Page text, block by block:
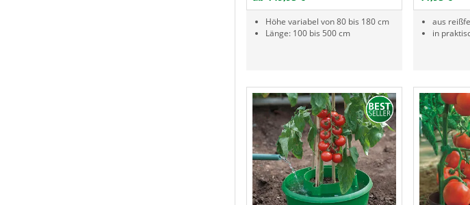
Höhe variabel von 80 bis 180 cm
Länge: 100 bis 500 cm
aus
in